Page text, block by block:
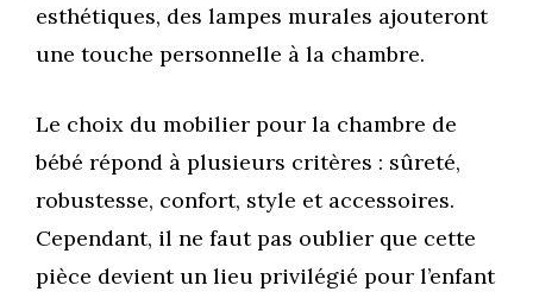
esthétiques, des lampes murales ajouteront
une touche personnelle à la chambre.
Le choix du mobilier pour la chambre de
bébé répond à plusieurs critères : sûreté,
robustesse, confort, style et accessoires.
Cependant, il ne faut pas oublier que cette
pièce devient un lieu privilégié pour l’enfant